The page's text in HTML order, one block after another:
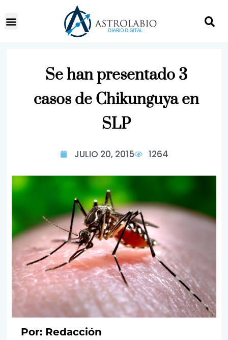
Se han presentado 3
casos de Chikunguya en
SLP
JULIO 20, 2015 1264
Por: Redacción